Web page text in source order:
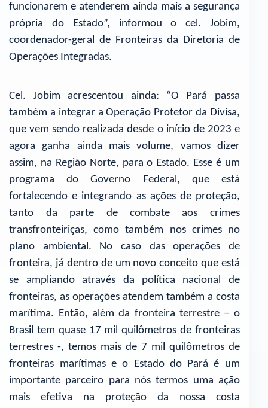
funcionarem e atenderem ainda mais a segurança
própria do Estado”, informou o cel. Jobim,
coordenador-geral de Fronteiras da Diretoria de
Operações Integradas.
Cel. Jobim acrescentou ainda: “O Pará passa
também a integrar a Operação Protetor da Divisa,
que vem sendo realizada desde o início de 2023 e
agora ganha ainda mais volume, vamos dizer
assim, na Região Norte, para o Estado. Esse é um
programa do Governo Federal, que está
fortalecendo e integrando as ações de proteção,
tanto da parte de combate aos crimes
transfronteiriças, como também nos crimes no
plano ambiental. No caso das operações de
fronteira, já dentro de um novo conceito que está
se ampliando através da política nacional de
fronteiras, as operações atendem também a costa
marítima. Então, além da fronteira terrestre – o
Brasil tem quase 17 mil quilômetros de fronteiras
terrestres -, temos mais de 7 mil quilômetros de
fronteiras marítimas e o Estado do Pará é um
importante parceiro para nós termos uma ação
mais efetiva na proteção da nossa costa